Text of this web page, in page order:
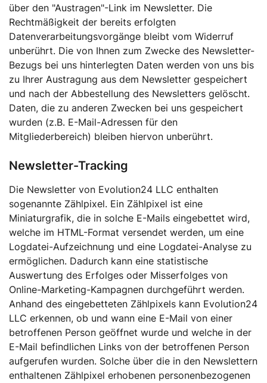
über den "Austragen"-Link im Newsletter. Die
Rechtmäßigkeit der bereits erfolgten
Datenverarbeitungsvorgänge bleibt vom Widerruf
unberührt. Die von Ihnen zum Zwecke des Newsletter-
Bezugs bei uns hinterlegten Daten werden von uns bis
zu Ihrer Austragung aus dem Newsletter gespeichert
und nach der Abbestellung des Newsletters gelöscht.
Daten, die zu anderen Zwecken bei uns gespeichert
wurden (z.B. E-Mail-Adressen für den
Mitgliederbereich) bleiben hiervon unberührt.
Newsletter-Tracking
Die Newsletter von Evolution24 LLC enthalten
sogenannte Zählpixel. Ein Zählpixel ist eine
Miniaturgrafik, die in solche E-Mails eingebettet wird,
welche im HTML-Format versendet werden, um eine
Logdatei-Aufzeichnung und eine Logdatei-Analyse zu
ermöglichen. Dadurch kann eine statistische
Auswertung des Erfolges oder Misserfolges von
Online-Marketing-Kampagnen durchgeführt werden.
Anhand des eingebetteten Zählpixels kann Evolution24
LLC erkennen, ob und wann eine E-Mail von einer
betroffenen Person geöffnet wurde und welche in der
E-Mail befindlichen Links von der betroffenen Person
aufgerufen wurden. Solche über die in den Newslettern
enthaltenen Zählpixel erhobenen personenbezogenen